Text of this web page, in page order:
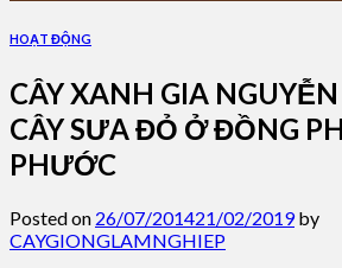
HOẠT ĐỘNG
CÂY XANH GIA
CÂY SƯA ĐỎ Ở ĐỒNG
PHƯỚC
Posted on 26/07/201421/02/2019by
CAYGIONGLAMNGHIEP